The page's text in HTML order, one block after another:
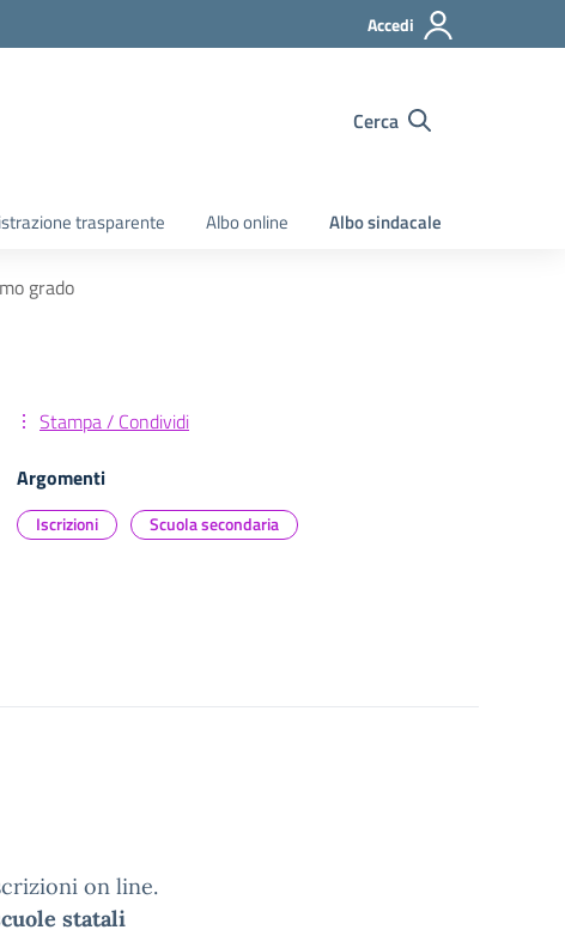
Accedi
Cerca
trasparente Albo online Albo sindacale
grado
Stampa / Condividi
Argomenti
Iscrizioni Scuola secondaria
on line.
statali